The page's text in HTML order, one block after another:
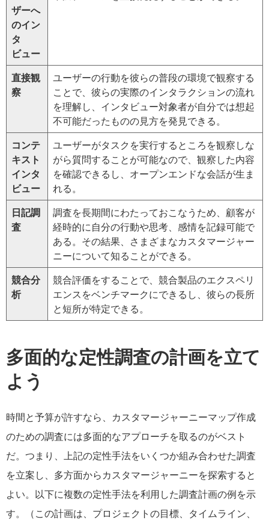
ザーへ
のイン
タ
ビュー
直接観
察
ユーザーの行動を彼らの普段の環境で観察する
ことで、彼らの実際のインタラクションの流れ
を理解し、インタビュー対象者が自分では想起
不可能だったものの見方を発見できる。
コンテ
キスト
インタ
ビュー
ユーザーがタスクを実行するところを観察しな
がら質問することが可能なので、観察した内容
を確認できるし、オープンエンドな会話が生ま
れる。
日記調
査
調査を長期間にわたっておこなうため、顧客が
経時的に自分の行動や思考、感情を記録可能で
ある。その結果、さまざまなカスタマージャー
ニーについて知ることができる。
競合分
析
競合評価をすることで、競合製品のエクスペリ
エンスをベンチマークにできるし、彼らの長所
と短所が特定できる。
多面的な定性調査の計画を立て
よう
時間と予算が許すなら、カスタマージャーニーマップ作成
のための調査には多面的なアプローチを取るのがベスト
だ。つまり、上記の定性手法をいくつか組み合わせた調査
を立案し、多方面からカスタマージャーニーを探索すると
よい。以下に複数の定性手法を利用した調査計画の例を示
す。（この計画は、プロジェクトの目標、タイムライン、